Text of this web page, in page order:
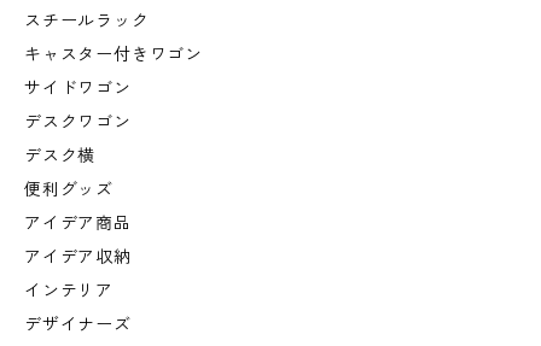
スチールラック
キャスター付きワゴン
サイドワゴン
デスクワゴン
デスク横
便利グッズ
アイデア商品
アイデア収納
インテリア
デザイナーズ